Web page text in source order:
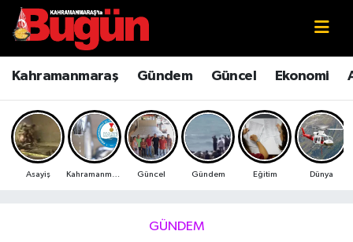
Kahramanmaraş Gündem Güncel Ekonomi
Asayiş Güncel Gündem Eğitim Dünya
GÜNDEM
Kahramanmaraş
Kahramanmaraş Sokak Röportajları
Bilim ve Teknoloji
Çevre
Kahramanmaraş Nöbetçi Eczaneler
Kahramanmaraş Hava Durumu
Kahramanmaraş Namaz Vakitleri
Kahramanmaraş Trafik Yoğunluk Haritası
Süper Lig Puan Durumu ve Fikstür